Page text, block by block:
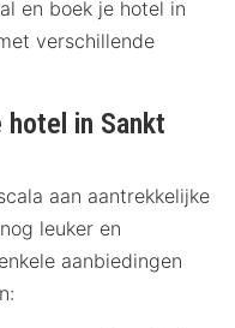
en boek je hotel in
verschillende
in Sankt
aan aantrekkelijke
leuker en
aanbiedingen